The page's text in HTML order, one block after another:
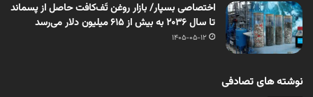
اختصاصی بسپار/ بازار روغن تَف‌کافت حاصل از پسماند
تا سال ۲۰۳۶ به بیش از ۶۱۵ میلیون دلار می‌رسد
1405-05-12
نوشته های تصادفی